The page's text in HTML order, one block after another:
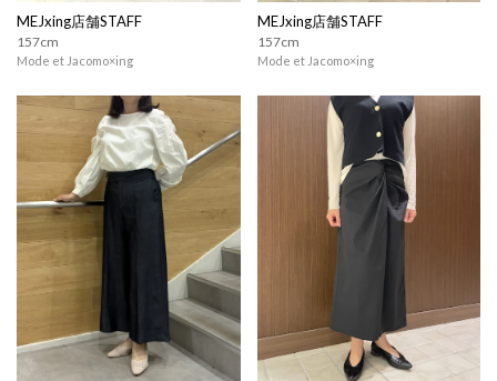
MEJxing店舗STAFF
157cm
Mode et Jacomo×ing
MEJxing店舗STAFF
157cm
Mode et Jacomo×ing